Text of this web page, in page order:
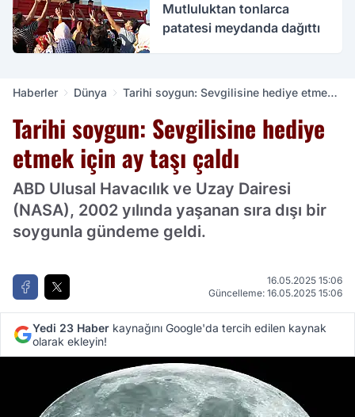
Mutluluktan tonlarca
patatesi meydanda dağıttı
Haberler Dünya
Tarihi soygun: Sevgilisine hediye etmek
Tarihi soygun: Sevgilisine hediye
etmek için ay taşı çaldı
ABD Ulusal Havacılık ve Uzay Dairesi
(NASA), 2002 yılında yaşanan sıra dışı bir
soygunla gündeme geldi.
16.05.2025 15:06
Güncelleme: 16.05.2025 15:06
Yedi 23 Haber kaynağını Google'da tercih edilen kaynak
olarak ekleyin!